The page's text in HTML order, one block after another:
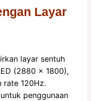
Layar
layar sentuh
(2880 x 1800),
rate 120Hz.
penggunaan